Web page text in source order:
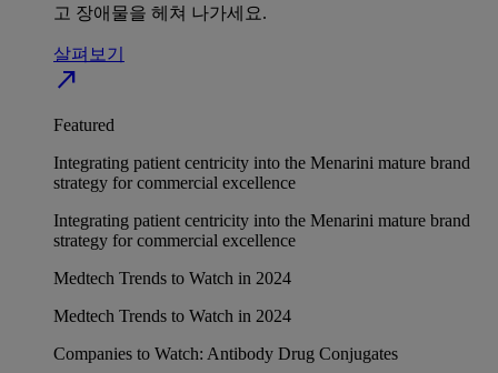
고 장애물을 헤쳐 나가세요.
살펴보기
north_east
Featured
Integrating patient centricity into the Menarini mature brand
strategy for commercial excellence
Integrating patient centricity into the Menarini mature brand
strategy for commercial excellence
Medtech Trends to Watch in 2024
Medtech Trends to Watch in 2024
Companies to Watch: Antibody Drug Conjugates